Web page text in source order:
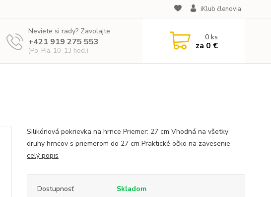
iKlub členovia
Neviete si rady? Zavolajte.
+421 919 275 553
(Po-Pia, 10-13 hod.)
0ks
za 0 €
Silikónová pokrievka na hrnce Priemer: 27 cm Vhodná na všetky
druhy hrncov s priemerom do 27 cm Praktické očko na zavesenie
celý popis
Dostupnosť Skladom